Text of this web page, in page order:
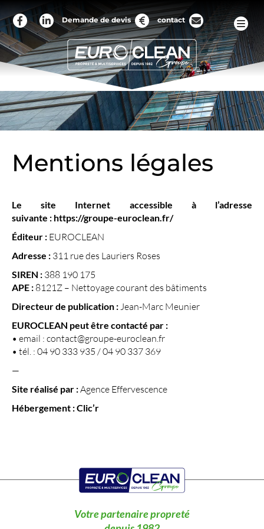
Demande de devis contact
Mentions légales
Le site Internet accessible à l’adresse
suivante : https://groupe-euroclean.fr/
Éditeur : EUROCLEAN
Adresse : 311 rue des Lauriers Roses
SIREN : 388 190 175
APE : 8121Z – Nettoyage courant des bâtiments
Directeur de publication :Jean-Marc Meunier
EUROCLEAN peut être contacté par :
• email : contact@groupe-euroclean.fr
• tél. : 04 90 333 935 / 04 90 337 369‬
—
Site réalisé par :Agence Effervescence
Hébergement :Clic’r
Votre partenaire propreté